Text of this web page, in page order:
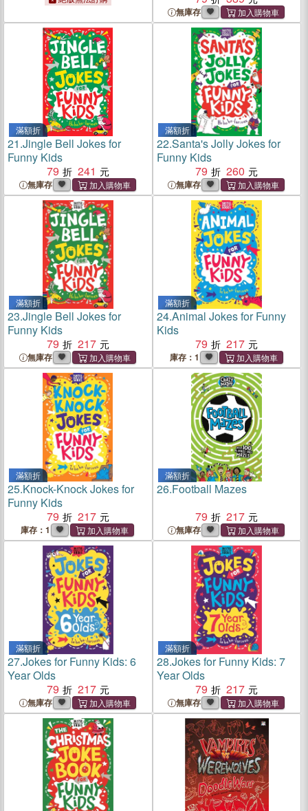
無庫存
滿額折
21.Jingle Bell Jokes for
Funny Kids
79
241
無庫存
滿額折
22.Santa's Jolly Jokes for
Funny Kids
79
260
無庫存
滿額折
23.Jingle Bell Jokes for
Funny Kids
79
217
無庫存
滿額折
24.Animal Jokes for Funny
Kids
79
217
庫存：1
滿額折
25.Knock-Knock Jokes for
Funny Kids
79
217
庫存：1
滿額折
26.Football Mazes
79
217
無庫存
滿額折
27.Jokes for Funny Kids: 6
Year Olds
79
217
無庫存
滿額折
28.Jokes for Funny Kids: 7
Year Olds
79
217
無庫存